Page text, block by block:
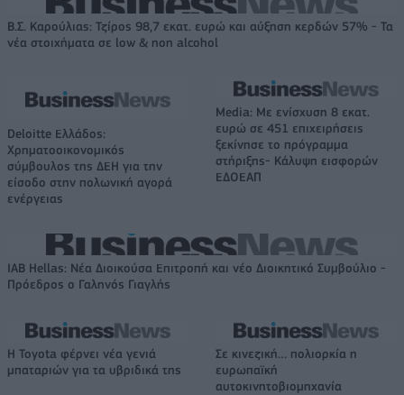
Β.Σ. Καρούλιας: Τζίρος 98,7 εκατ. ευρώ και αύξηση κερδών 57% - Τα
νέα στοιχήματα σε low & non alcohol
Deloitte Ελλάδος:
Χρηματοοικονομικός
σύμβουλος της ΔΕΗ για την
είσοδο στην πολωνική αγορά
ενέργειας
Media: Με ενίσχυση 8 εκατ.
ευρώ σε 451 επιχειρήσεις
ξεκίνησε το πρόγραμμα
στήριξης- Κάλυψη εισφορών
ΕΔΟΕΑΠ
IAB Hellas: Νέα Διοικούσα Επιτροπή και νέο Διοικητικό Συμβούλιο -
Πρόεδρος ο Γαληνός Γιαγλής
Η Toyota φέρνει νέα γενιά
μπαταριών για τα υβριδικά της
Σε κινεζική… πολιορκία η
ευρωπαϊκή
αυτοκινητοβιομηχανία